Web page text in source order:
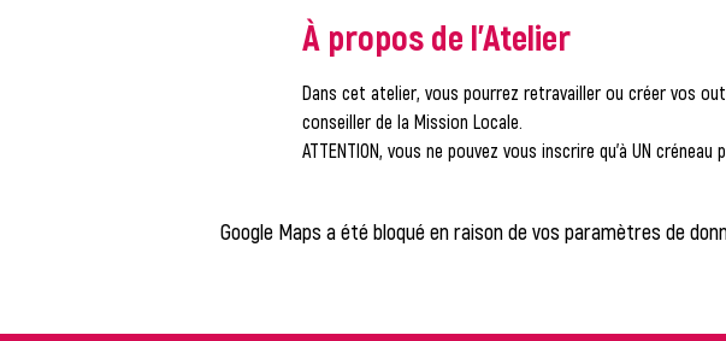
À propos de l'Atelier
Dans cet atelier, vous pourrez retravailler ou créer vos
conseiller de la Mission Locale.
ATTENTION, vous ne pouvez vous inscrire qu'à UN créneau
Google Maps a été bloqué en raison de vos paramètres de